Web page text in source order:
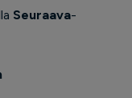
Seuraava-